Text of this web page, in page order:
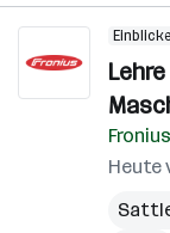
Einblicke
Fronius